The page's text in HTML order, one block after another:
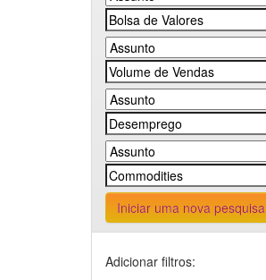
Iniciar uma nova pesquisa
Adicionar filtros: